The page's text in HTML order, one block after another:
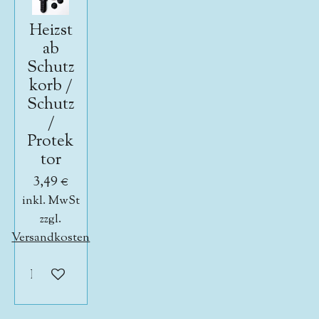
Heizst
ab
Schutz
korb /
Schutz
/
Protek
tor
3,49 €
inkl. MwSt
zzgl.
Versandkosten
In den Warenkorb